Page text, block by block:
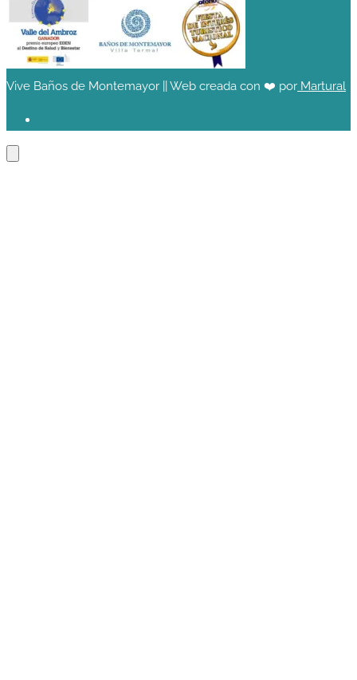
Vive Baños de Montemayor || Web creada con ❤️ por Martural